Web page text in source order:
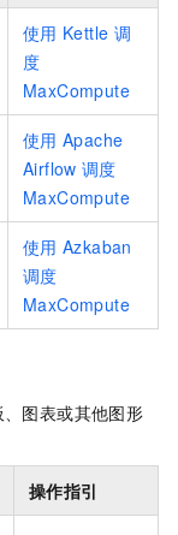
使用 Kettle 调
度
MaxCompute
使用 Apache
Airflow 调度
MaxCompute
使用 Azkaban
调度
MaxCompute
、图表或其他图形
操作指引